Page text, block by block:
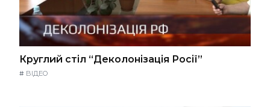
Круглий стіл “Деколонізація Росії”
# ВІДЕО